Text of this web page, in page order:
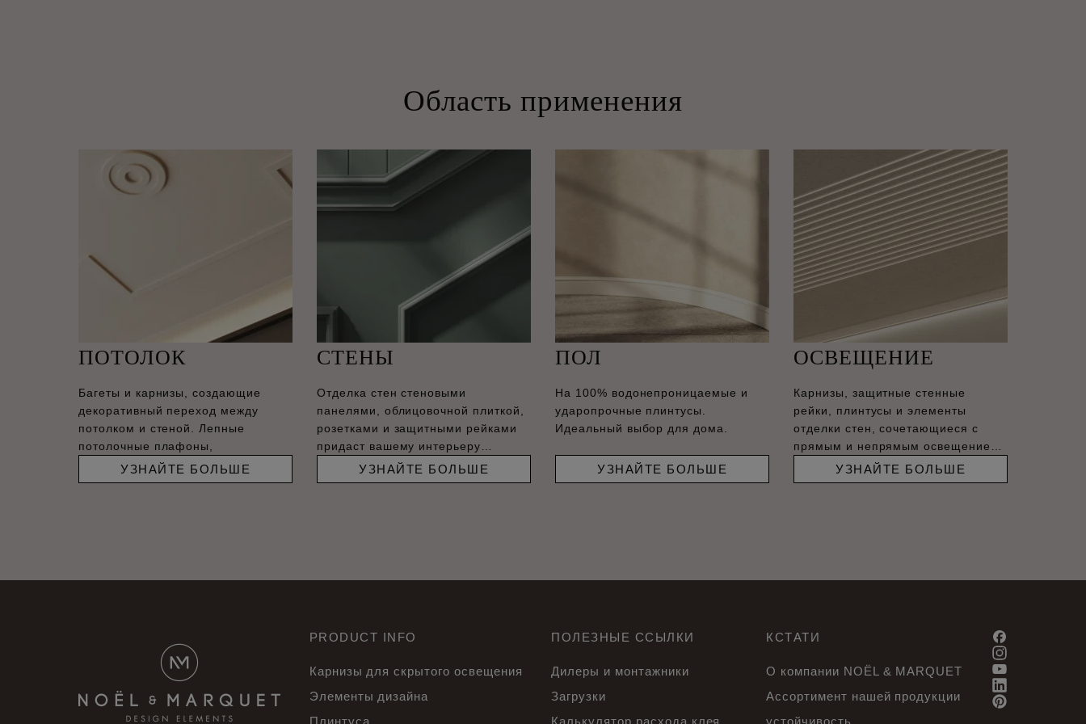
Область применения
ПОТОЛОК
Багеты и карнизы, создающие
декоративный переход между
потолком и стеной. Лепные
потолочные плафоны,
УЗНАЙТЕ БОЛЬШЕ
СТЕНЫ
Отделка стен стеновыми
панелями, облицовочной плиткой,
розетками и защитными рейками
придаст вашему интерьеру
современный вид.
УЗНАЙТЕ БОЛЬШЕ
ПОЛ
На 100% водонепроницаемые и
ударопрочные плинтусы.
Идеальный выбор для дома.
УЗНАЙТЕ БОЛЬШЕ
ОСВЕЩЕНИЕ
Карнизы, защитные стенные
рейки, плинтусы и элементы
отделки стен, сочетающиеся с
прямым и непрямым освещением,
УЗНАЙТЕ БОЛЬШЕ
PRODUCT INFO
Карнизы для скрытого освещения
Элементы дизайна
ПОЛЕЗНЫЕ ССЫЛКИ
Дилеры и монтажники
Загрузки
КСТАТИ
О компании NOËL & MARQUET
Ассортимент нашей продукции